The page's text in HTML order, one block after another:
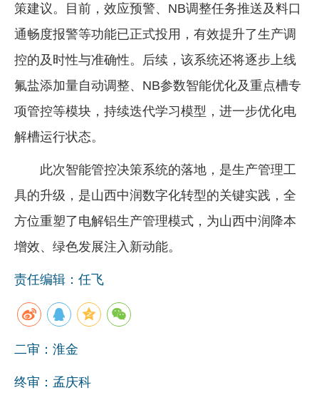
策建议。目前，效应预警、NB调整任务推送及料口
通畅度报警等功能已正式投用，有效提升了生产调
控的及时性与准确性。后续，该系统还将逐步上线
氟盐添加量自动调整、NB参数智能优化及重点槽专
项管控等模块，持续迭代学习模型，进一步优化电
解槽运行状态。
此次智能管控决策系统的落地，是生产管理工
具的升级，是山西中润数字化转型的关键实践，全
方位重塑了电解铝生产管理模式，为山西中润降本
增效、绿色发展注入新动能。
责任编辑：任飞
二审：淮金
终审：孟庆科